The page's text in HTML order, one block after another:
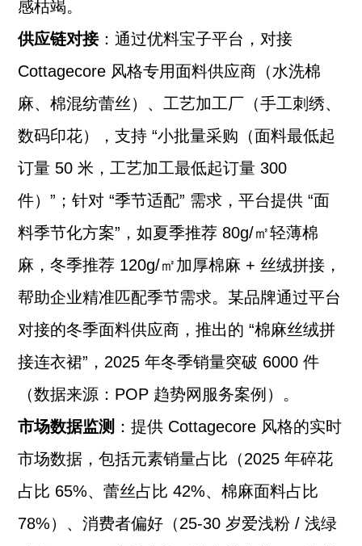
感枯竭。
供应链对接：通过优料宝子平台，对接
Cottagecore 风格专用面料供应商（水洗棉
麻、棉混纺蕾丝）、工艺加工厂（手工刺绣、
数码印花），支持 “小批量采购（面料最低起
订量 50 米，工艺加工最低起订量 300
件）”；针对 “季节适配” 需求，平台提供 “面
料季节化方案”，如夏季推荐 80g/㎡轻薄棉
麻，冬季推荐 120g/㎡加厚棉麻 + 丝绒拼接，
帮助企业精准匹配季节需求。某品牌通过平台
对接的冬季面料供应商，推出的 “棉麻丝绒拼
接连衣裙”，2025 年冬季销量突破 6000 件
（数据来源：POP 趋势网服务案例）。
市场数据监测 ：提供 Cottagecore 风格的实时
市场数据，包括元素销量占比（2025 年碎花
占比 65%、蕾丝占比 42%、棉麻面料占比
78%）、消费者偏好（25-30 岁爱浅粉 / 浅绿